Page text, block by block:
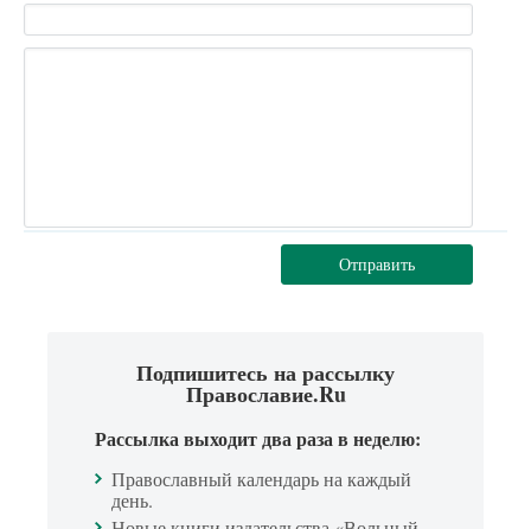
Отправить
Подпишитесь на рассылку
Православие.Ru
Рассылка выходит два раза в неделю:
Православный календарь на каждый
день.